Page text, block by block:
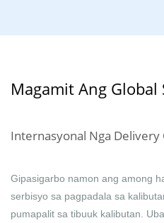
Magamit Ang Global
Internasyonal Nga Delivery
Gipasigarbo namon ang among
serbisyo sa pagpadala sa
pumapalit sa tibuuk kalibutan.